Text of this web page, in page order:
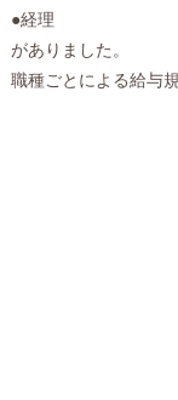
●経理
がありました。
職種ごとによる給与